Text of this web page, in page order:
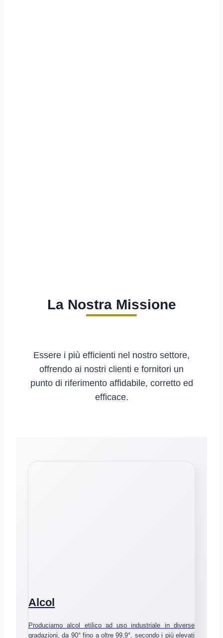
La Nostra Missione
Essere i più efficienti nel nostro settore,
offrendo ai nostri clienti e fornitori un
punto di riferimento affidabile, corretto ed
efficace.
Alcol
Produciamo alcol etilico ad uso industriale in diverse
gradazioni, da 90° fino a oltre 99,9°, secondo i più elevati